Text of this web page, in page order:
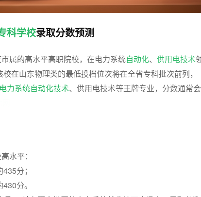
科学校录取分数预测
属的高水平高职院校，在电力系统自动化、 供用电技术
在山东物理类的最低投档位次将在全省专科批次前列，
电力系统自动化技术、供用电技术等王牌专业，分数通常会
水平：
分；
分。